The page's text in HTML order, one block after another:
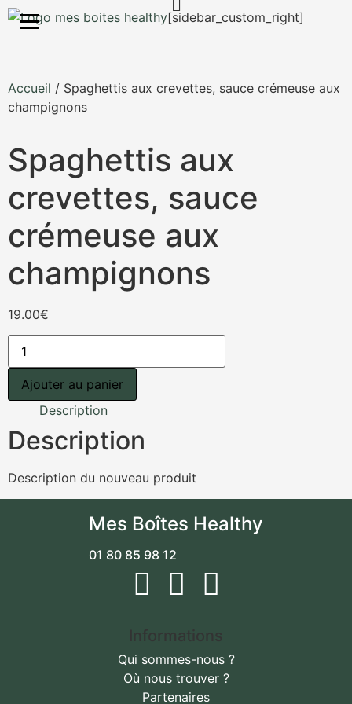
[sidebar_custom_right]
S'inscrire
Accueil / Spaghettis aux crevettes, sauce crémeuse aux
champignons
Spaghettis aux
crevettes, sauce
crémeuse aux
champignons
19.00€
Ajouter au panier
Description
Description
Description du nouveau produit
Mes Boîtes Healthy
01 80 85 98 12
Informations
Qui sommes-nous ?
Où nous trouver ?
Partenaires